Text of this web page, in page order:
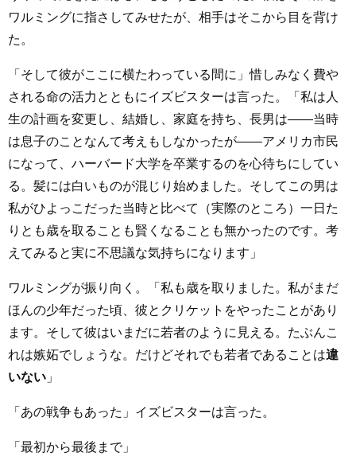
ワルミングに指さしてみせたが、相手はそこから目を背け
た。
「そして彼がここに横たわっている間に」惜しみなく費や
される命の活力とともにイズビスターは言った。「私は人
生の計画を変更し、結婚し、家庭を持ち、長男は――当時
は息子のことなんて考えもしなかったが――アメリカ市民
になって、ハーバード大学を卒業するのを心待ちにしてい
る。髪には白いものが混じり始めました。そしてこの男は
私がひよっこだった当時と比べて（実際のところ）一日た
りとも歳を取ることも賢くなることも無かったのです。考
えてみると実に不思議な気持ちになります」
ワルミングが振り向く。「私も歳を取りました。私がまだ
ほんの少年だった頃、彼とクリケットをやったことがあり
ます。そして彼はいまだに若者のように見える。たぶんこ
れは嫉妬でしょうな。だけどそれでも若者であることは違
いない 」
「あの戦争もあった」イズビスターは言った。
「最初から最後まで」